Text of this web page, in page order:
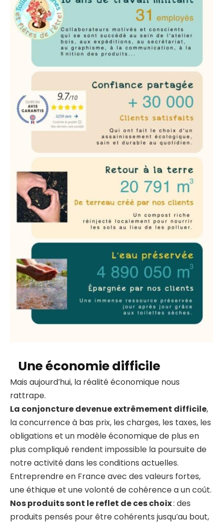
Une économie difficile
Mais aujourd’hui, la réalité économique nous
rattrape.
La conjoncture devenue extrêmement difficile,
la concurrence à bas prix, les charges, les taxes, les
obligations et un modèle économique de plus en
plus compliqué rendent impossible la poursuite de
notre activité dans les conditions actuelles.
Entreprendre en France avec des valeurs fortes,
une éthique et une volonté de cohérence a un coût.
Nos produits sont le reflet de ces choix: des
produits pensés pour être cohérents jusqu’au bout,